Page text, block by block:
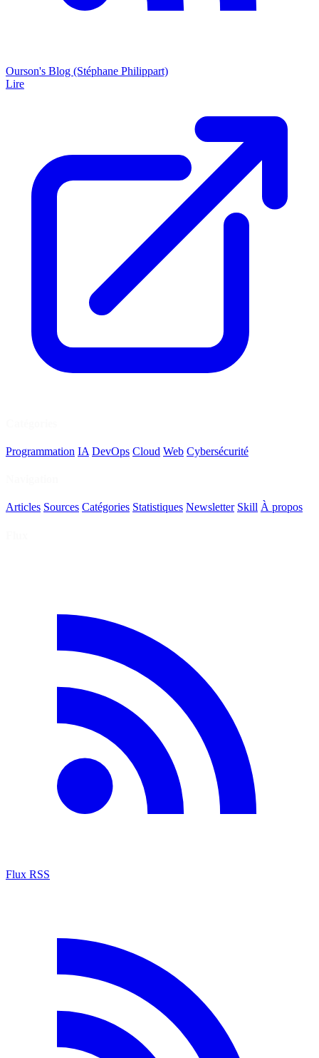
Ourson's Blog (Stéphane Philippart)
Lire
Programmation IA DevOps Cloud Web Cybersécurité
Articles Sources Catégories Statistiques Newsletter Skill À propos
Flux RSS